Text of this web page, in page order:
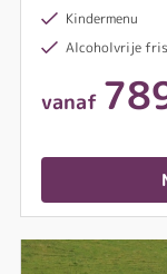
Kindermenu
Alcoholvrije
vanaf